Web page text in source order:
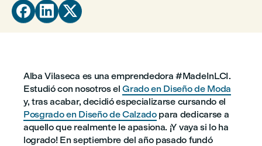
  
Alba Vilaseca es una emprendedora #MadeInLCI.
Estudió con nosotros elGrado en Diseño de Moda
y, tras acabar, decidió especializarse cursando el
Posgrado en Diseño de Calzadopara dedicarse a
aquello que realmente le apasiona. ¡Y vaya si lo ha
logrado! En septiembre del año pasado fundó